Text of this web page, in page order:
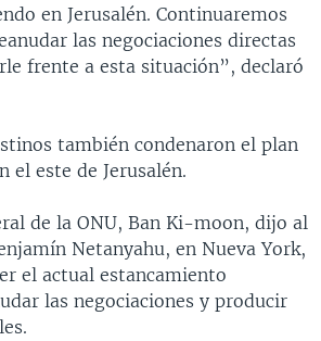
en Jerusalén. Continuaremos
las negociaciones directas
frente a esta situación”, declaró
también condenaron el plan
el este de Jerusalén.
de la ONU, Ban Ki-moon, dijo al
Netanyahu, en Nueva York,
el actual estancamiento
las negociaciones y producir